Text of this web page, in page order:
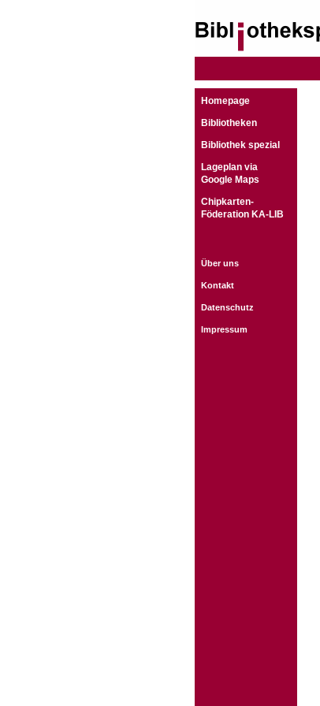
Homepage
Bibliotheken
Bibliothek spezial
Lageplan via
Google Maps
Chipkarten-
Föderation KA-LIB
Über uns
Kontakt
Datenschutz
Impressum